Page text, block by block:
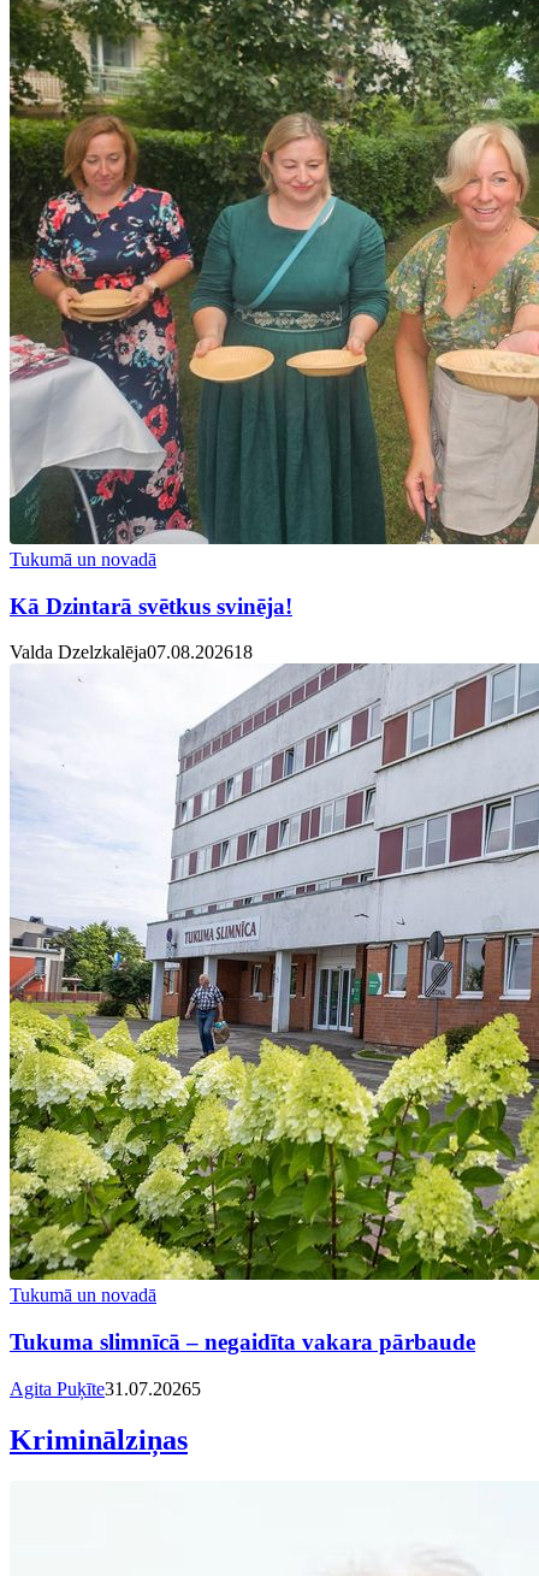
Tukumā un novadā
Kā Dzintarā svētkus svinēja!
Valda Dzelzkalēja07.08.202618
Tukumā un novadā
Tukuma slimnīcā – negaidīta vakara pārbaude
Agita Puķīte31.07.20265
Kriminālziņas